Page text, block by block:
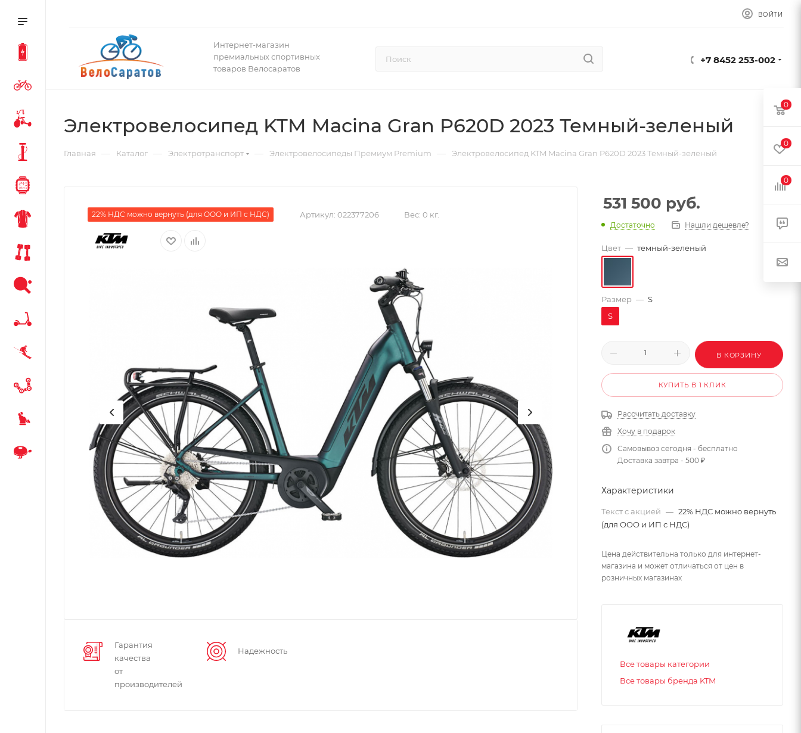
ВОЙТИ
Интернет-магазин
премиальных спортивных
товаров Велосаратов
+7 8452 253-002
Электровелосипед KTM Macina Gran P620D 2023 Темный-зеленый
Главная — Каталог — Электротранспорт — Электровелосипеды Премиум Premium — Электровелосипед KTM Macina Gran P620D 2023 Темный-зеленый
22% НДС можно вернуть (для ООО и ИП с НДС) Артикул: 022377206 Вес: 0 кг.
Гарантия
качества
от
производителей
Надежность
531 500 руб.
Достаточно Нашли дешевле?
Цвет — темный-зеленый
Размер — S
S
В КОРЗИНУ
КУПИТЬ В 1 КЛИК
Рассчитать доставку
Хочу в подарок
Самовывоз сегодня - бесплатно
Доставка завтра - 500 ₽
Характеристики
Текст с акцией — 22% НДС можно вернуть
(для ООО и ИП с НДС)
Цена действительна только для интернет-
магазина и может отличаться от цен в
розничных магазинах
Все товары категории
Все товары бренда KTM
0
0
0